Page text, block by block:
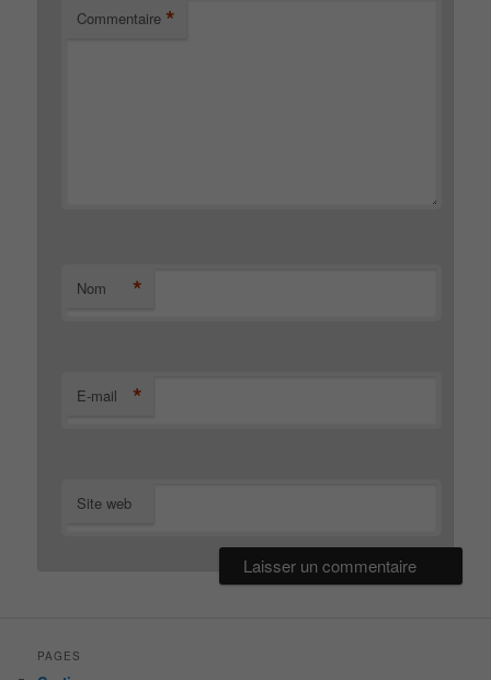
Commentaire *
Nom *
E-mail *
Site web
PAGES